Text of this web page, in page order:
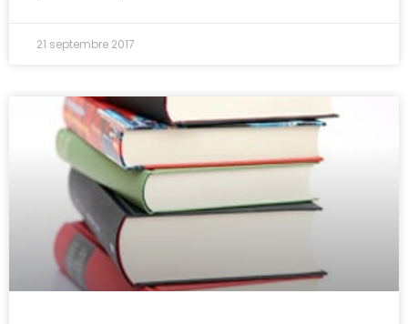
21 septembre 2017